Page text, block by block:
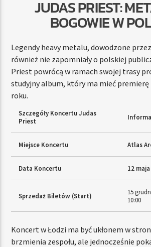
JUDAS PRIEST:
BOGOWIE W
Legendy heavy metalu, dowodzone przez
również nie zapomniały o polskiej
Priest powrócą w ramach swojej trasy
studyjny album, który ma mieć premierę
roku.
Szczegóły Koncertu Judas
Priest
Miejsce Koncertu Atlas
Data Koncertu 12
Sprzedaż Biletów (Start)
15
10:00
Koncert w Łodzi ma być ukłonem w
brzmienia zespołu, ale jednocześnie